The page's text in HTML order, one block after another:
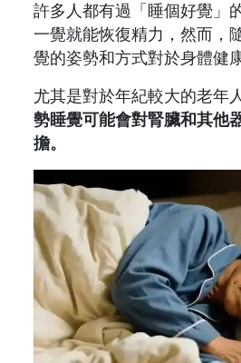
許多人都有過「睡個好覺」
一覺就能恢復精力，然而，
覺的姿勢和方式對於身體健
尤其是對於年紀較大的老年
勢睡覺可能會對腎臟和其他
擔。